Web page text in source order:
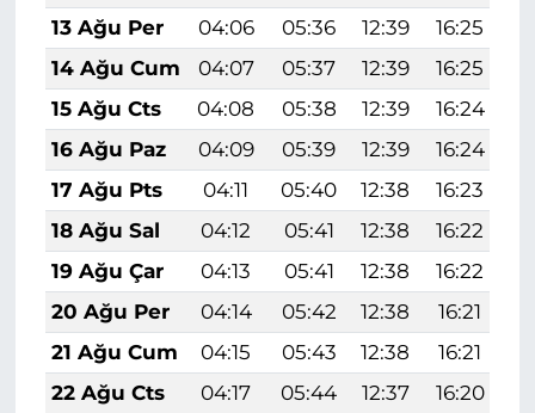
13 Ağu Per
04:06 05:36 12:39 16:25
14 Ağu Cum
04:07 05:37 12:39 16:25
15 Ağu Cts
04:08 05:38 12:39 16:24
16 Ağu Paz
04:09 05:39 12:39 16:24
17 Ağu Pts
04:11 05:40 12:38 16:23
18 Ağu Sal
04:12 05:41 12:38 16:22
19 Ağu Çar
04:13 05:41 12:38 16:22
20 Ağu Per
04:14 05:42 12:38 16:21
21 Ağu Cum
04:15 05:43 12:38 16:21
22 Ağu Cts
04:17 05:44 12:37 16:20